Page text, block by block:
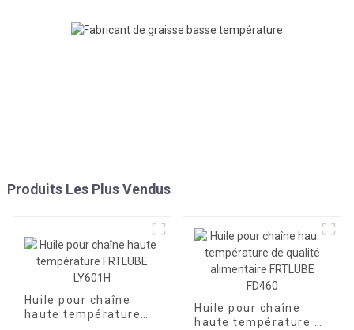
Produits Les Plus Vendus
Huile pour chaîne
haute température
Huile pour chaîne
haute température de